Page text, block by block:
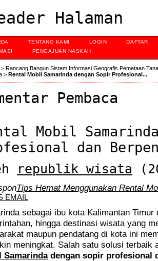
TENTANG KAMI LOGIN
DAFTAR
PENGAJUAN NASKAH
> Rancang Bangun Sistem Informasi Geografis Pemetaan
> Rental Mobil Samarinda dengan Sopir Profesional...
Pembaca
Mobil
dan
republik wisata
Tips Hemat Menggunakan Rental
EMAIL
sebagai ibu kota Kalimantan
hingga destinasi wisata yang
maupun pendatang di kota ini
meningkat. Salah satu solusi terbaik
Samarindadengan sopir profesional